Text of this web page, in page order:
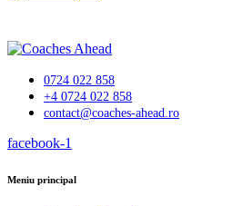
0724 022 858
+4 0724 022 858
contact@coaches-ahead.ro
facebook-1
Meniu principal